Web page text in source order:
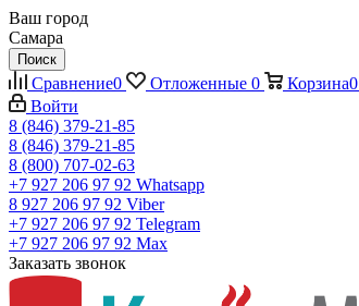
Ваш город
Самара
Поиск
Сравнение0 Отложенные 0 Корзина0
Войти
8 (846) 379-21-85
8 (846) 379-21-85
8 (800) 707-02-63
+7 927 206 97 92 Whatsapp
8 927 206 97 92 Viber
+7 927 206 97 92 Telegram
+7 927 206 97 92 Max
Заказать звонок